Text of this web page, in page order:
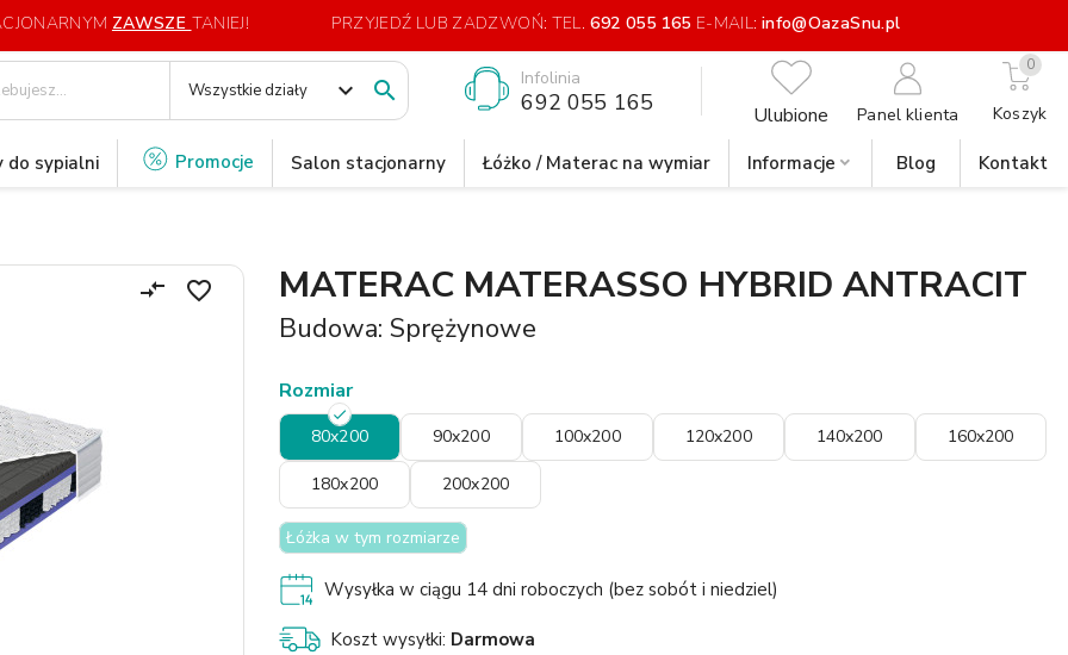
ZAWSZE TANIEJ! PRZYJEDŹ LUB ZADZWOŃ: TEL. 692 055 165 E-MAIL: info@OazaSnu.pl
Wszystkie działy expand_more  Infolinia
692 055 165 Panel klienta
0
Koszyk
Ulubione
do sypialni Promocje Salon stacjonarny Łóżko / Materac na wymiar Informacje Blog Kontakt
favorite_border
compare_arrows MATERAC MATERASSO HYBRID ANTRACIT
Budowa: Sprężynowe
Rozmiar
80x200 90x200 100x200 120x200 140x200 160x200
180x200 200x200
Łóżka w tym rozmiarze
Wysyłka w ciągu 14 dni roboczych (bez sobót i niedziel)
Koszt wysyłki: Darmowa